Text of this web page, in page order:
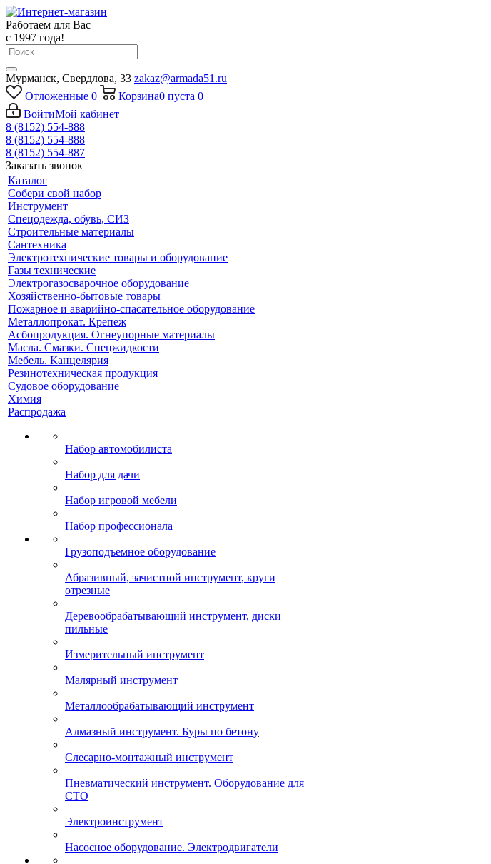
Работаем для Вас
с 1997 года!
Мурманск, Свердлова, 33 zakaz@armada51.ru
Отложенные 0 Корзина0 пуста 0
ВойтиМой кабинет
8 (8152) 554-888
8 (8152) 554-888
8 (8152) 554-887
Заказать звонок
Каталог
Собери свой набор
Инструмент
Спецодежда, обувь, СИЗ
Строительные материалы
Сантехника
Электротехнические товары и оборудование
Газы технические
Электрогазосварочное оборудование
Хозяйственно-бытовые товары
Пожарное и аварийно-спасательное оборудование
Металлопрокат. Крепеж
Асбопродукция. Огнеупорные материалы
Масла. Смазки. Спецжидкости
Мебель. Канцелярия
Резинотехническая продукция
Судовое оборудование
Химия
Распродажа
Набор автомобилиста
Набор для дачи
Набор игровой мебели
Набор профессионала
Грузоподъемное оборудование
Абразивный, зачистной инструмент, круги
отрезные
Деревообрабатывающий инструмент, диски
пильные
Измерительный инструмент
Малярный инструмент
Металлообрабатывающий инструмент
Алмазный инструмент. Буры по бетону
Слесарно-монтажный инструмент
Пневматический инструмент. Оборудование для
СТО
Электроинструмент
Насосное оборудование. Электродвигатели